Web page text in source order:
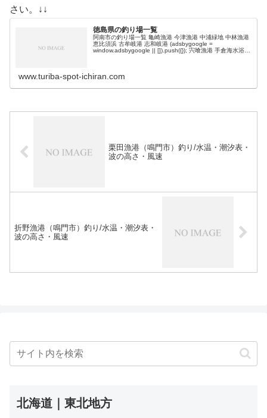
さい。↓↓
徳島県の釣り場一覧
阿南市の釣り場一覧 亀崎漁港 今津漁港 中浦緑地 中林漁港
恵比須浜 古牟岐港 志和岐港 (adsbygoogle =
window.adsbygoogle || []).push({}); 宍喰漁港 手倉海水浴場
www.turiba-spot-ichiran.com
栗田漁港（鳴門市）釣り/水温・潮汐表・
波の高さ・風速
折野漁港（鳴門市）釣り/水温・潮汐表・
波の高さ・風速
北海道｜東北地方